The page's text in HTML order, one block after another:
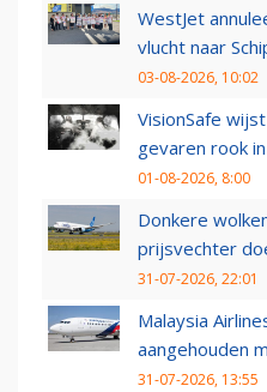
WestJet
vlucht naar
03-08-2026, 10:02
VisionSafe
gevaren rook
01-08-2026, 8:00
Donkere
prijsvechter
31-07-2026, 22:01
Malaysia
aangehouden
31-07-2026, 13:55